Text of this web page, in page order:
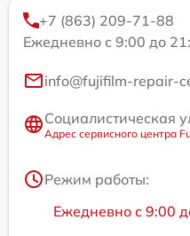
+7 (863) 209-71-88
Ежедневно с 9:00 до
info@fujifilm-repair-
Социалистическая
Адрес сервисного центра
Режим работы:
Ежедневно с 9:00